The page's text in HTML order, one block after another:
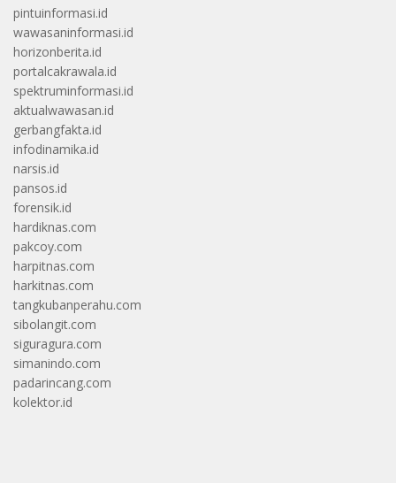
pintuinformasi.id
wawasaninformasi.id
horizonberita.id
portalcakrawala.id
spektruminformasi.id
aktualwawasan.id
gerbangfakta.id
infodinamika.id
narsis.id
pansos.id
forensik.id
hardiknas.com
pakcoy.com
harpitnas.com
harkitnas.com
tangkubanperahu.com
sibolangit.com
siguragura.com
simanindo.com
padarincang.com
kolektor.id